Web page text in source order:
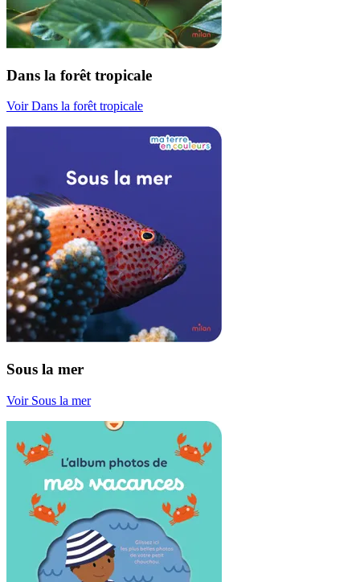
Dans la forêt tropicale
Voir Dans la forêt tropicale
Sous la mer
Voir Sous la mer